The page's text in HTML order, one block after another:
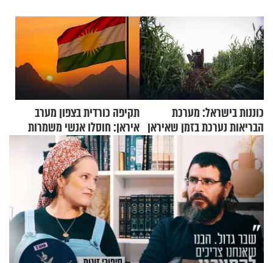
כוננות בישראל: מערכת
הבריאות נערכת בזמן שאיראן
מאיימת על הבריטים
תקיפה כורדית בצפון מערב
איראן: חוסלו אנשי משמרות
המהפכה